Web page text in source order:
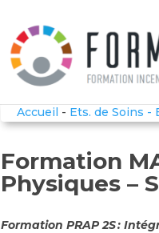
Accueil - Ets. de Soins -
Formation
Physiques –
Formation PRAP 2S :